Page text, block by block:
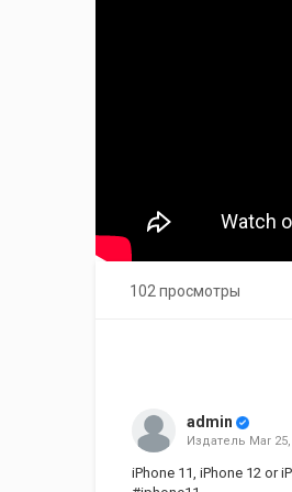
102 просмотры
admin
Издатель Mar 25,
iPhone 11, iPhone 12 or